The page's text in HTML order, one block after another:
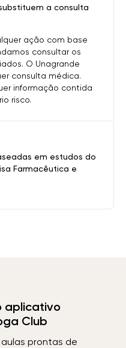
em estudos do
Farmacêutica e
a consulta
ação com base
consultar os
O Unagrande
consulta médica.
informação contida
risco.
aplicativo
Club
prontas de